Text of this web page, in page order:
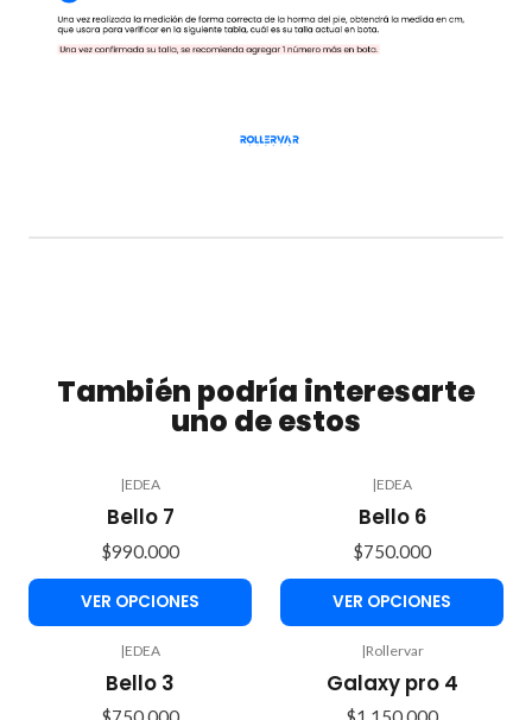
También podría interesarte
uno de estos
|EDEA
Bello 7
$990.000
VER OPCIONES
|EDEA
Bello 6
$750.000
VER OPCIONES
|EDEA
Bello 3
|Rollervar
Galaxy pro 4